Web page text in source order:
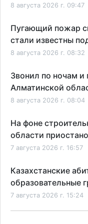
8 августа 2026 г. 09:47
Пугающий пожар
стали известны
8 августа 2026 г. 08:32
Звонил по ночам
Алматинской
8 августа 2026 г. 08:04
На фоне
области
7 августа 2026 г. 16:57
Казахстанские
образовательные
7 августа 2026 г. 15:24